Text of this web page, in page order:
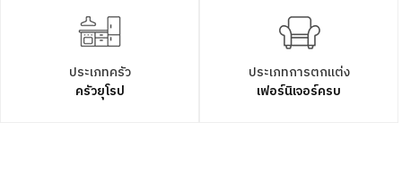
ประเภทครัว
ครัวยุโรป
ประเภทการตกแต่ง
เฟอร์นิเจอร์ครบ